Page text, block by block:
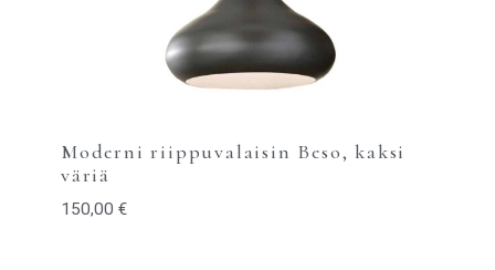
Moderni riippuvalaisin Beso, kaksi
väriä
150,00 €